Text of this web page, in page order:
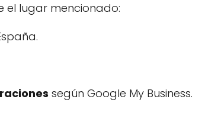
el lugar mencionado:
según Google My Business.